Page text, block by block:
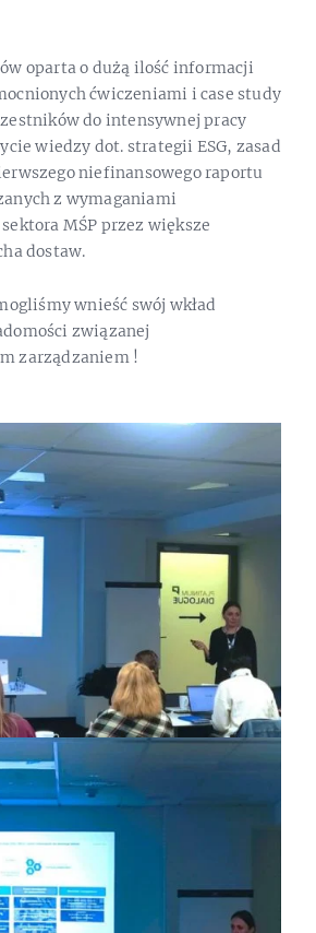
oparta o dużą ilość informacji
ćwiczeniami i case study
do intensywnej pracy
wiedzy dot. strategii ESG, zasad
niefinansowego raportu
z wymaganiami
MŚP przez większe
dostaw.
wnieść swój wkład
związanej
zarządzaniem !